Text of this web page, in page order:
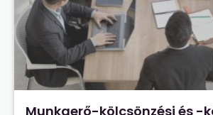
Munkaerő-kölcsönzési és -